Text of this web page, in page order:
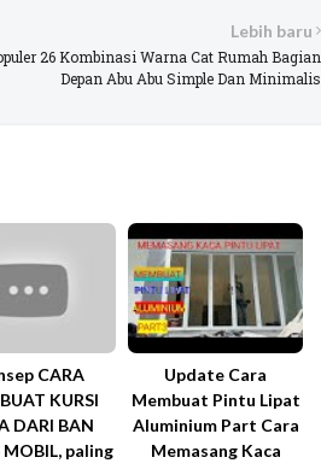
Lebih baru
26 Kombinasi Warna Cat Rumah Bagian
Depan Abu Abu Simple Dan Minimalis
CARA
KURSI
DARI BAN
MOBIL, paling
Update Cara
Membuat Pintu Lipat
Aluminium Part Cara
Memasang Kaca